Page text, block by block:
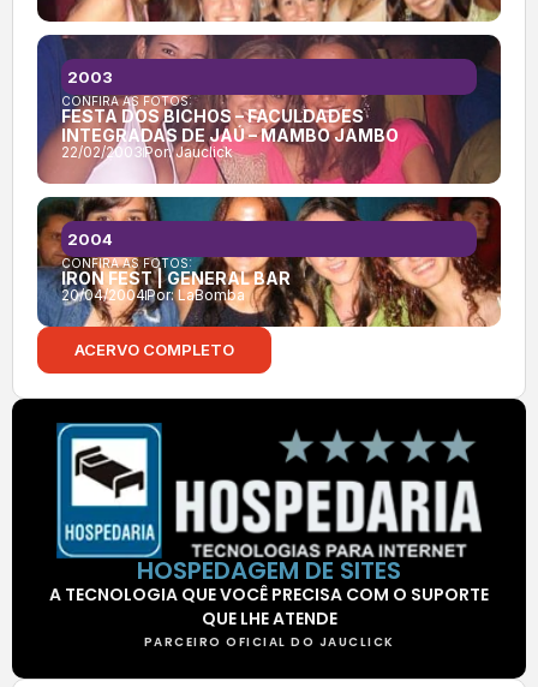
CONFIRA AS FOTOS:
FESTA DOS BICHOS – FACULDADES
INTEGRADAS DE JAÚ – MAMBO JAMBO
22/02/2003 Por:Jauclick
2003
CONFIRA AS FOTOS:
IRON FEST | GENERAL BAR
20/04/2004Por:LaBomba
2004
ACERVO COMPLETO
HOSPEDAGEM DE SITES
A TECNOLOGIA QUE VOCÊ PRECISA COM O SUPORTE
QUE LHE ATENDE
PARCEIRO OFICIAL DO JAUCLICK